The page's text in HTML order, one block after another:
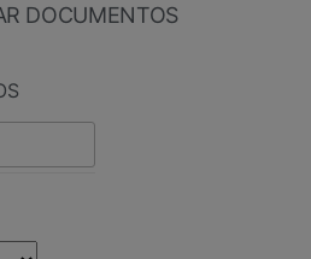
DOCUMENTOS